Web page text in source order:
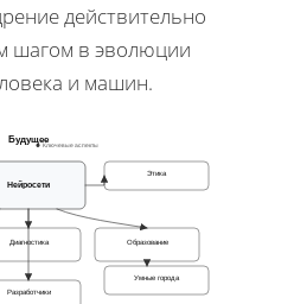
действительно
шагом в эволюции
и машин.
Будущее
Нейросети
Диагностика Образование
Этика
Умные города
Разработчики
Ключевые аспекты